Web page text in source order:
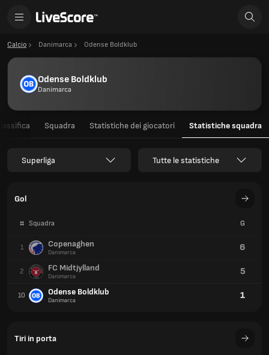
Calcio Danimarca Odense Boldklub
Odense Boldklub
Danimarca
Squadra Statistiche dei giocatori Statistiche squadra
Superliga Tutte le statistiche
Gol
# Squadra G
1 Copenaghen
Danimarca 6
2 FC Midtjylland
Danimarca 5
10 Odense Boldklub
Danimarca 1
Tiri in porta